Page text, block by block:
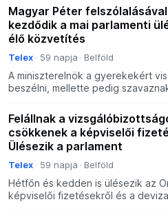
Magyar Péter felszólalásával
kezdődik a mai parlamenti
élő közvetítés
Telex 59 napja Belföld
A miniszterelnök a gyerekekért
beszélni, mellette pedig
fizetéscsökkent
Felállnak a
csökkenek a képviselői
Ülésezik a parlament
Telex 59 napja Belföld
Hétfőn és kedden is ülésezik az
képviselői fizetésekről és a